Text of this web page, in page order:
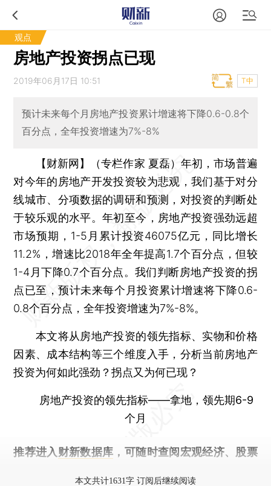
观点
房地产投资拐点已现
2019年06月17日 10:51 T中
预计未来每个月房地产投资累计增速将下降0.6-0.8个
百分点，全年投资增速为7%-8%
【财新网】（专栏作家 夏磊）年初，市场普遍
对今年的房地产开发投资较为悲观，我们基于对分
线城市、分项数据的调研和预测，对投资的判断处
于较乐观的水平。年初至今，房地产投资强劲远超
市场预期，1-5月累计投资46075亿元，同比增长
11.2%，增速比2018年全年提高1.7个百分点，但较
1-4月下降0.7个百分点。我们判断房地产投资的拐
点已至，预计未来每个月投资累计增速将下降0.6-
0.8个百分点，全年投资增速为7%-8%。
本文将从房地产投资的领先指标、实物和价格
因素、成本结构等三个维度入手，分析当前房地产
投资为何如此强劲？拐点又为何已现？
房地产投资的领先指标——拿地，领先期6-9
个月
推荐进入 财新数据库 ，可随时查阅宏观经济、股票
本文共计1631字 订阅后继续阅读